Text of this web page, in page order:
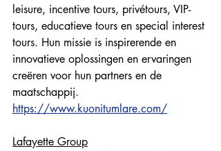
leisure, incentive tours, privétours, VIP-
tours, educatieve tours en special interest
tours. Hun missie is inspirerende en
innovatieve oplossingen en ervaringen
creëren voor hun partners en de
maatschappij.
https://www.kuonitumlare.com/
Lafayette Group